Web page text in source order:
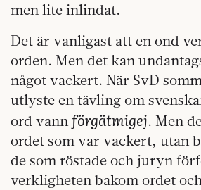
men lite inlindat.
Det är vanligast att en ond
orden. Men det kan
något vackert. När SvD
utlyste en tävling om
ord vannförgätmigej. Men
ordet som var vackert, utan
de som röstade och juryn
verkligheten bakom ordet